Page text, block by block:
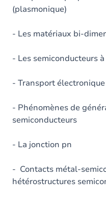
(plasmonique)
- Les matériaux bi-
- Les semiconducteurs
- Transport
- Phénomènes de
semiconducteurs
- La jonction pn
- Contacts métal-
hétérostructures